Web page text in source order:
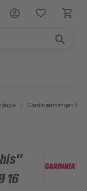
/ Gardinenstangen &
16